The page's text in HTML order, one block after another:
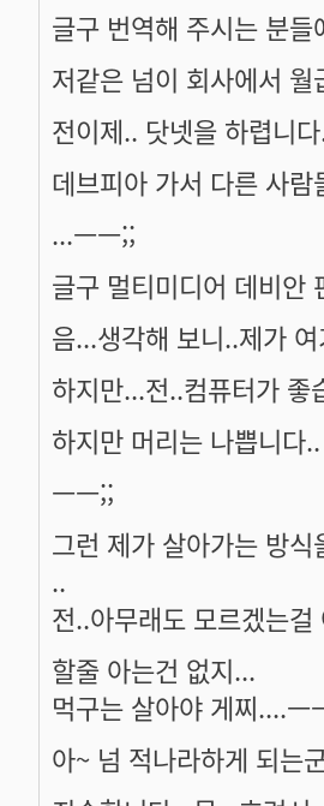
글구 번역해 주시는 분
저같은 넘이 회사에서
전이제.. 닷넷을 하렵니
데브피아 가서 다른 사
...ㅡㅡ;;
글구 멀티미디어 데비안
음...생각해 보니..제가
하지만...전..컴퓨터가 좋
하지만 머리는 나쁩니다..
ㅡㅡ;;
그런 제가 살아가는 방
..
전..아무래도 모르겠는
할줄 아는건 없지...
먹구는 살아야 게찌....ㅡ
아~ 넘 적나라하게 되는